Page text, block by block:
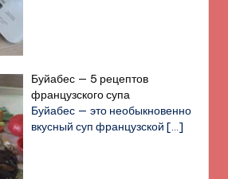
Буйабес — 5 рецептов
французского супа
Буйабес — это необыкновенно
вкусный суп французской[…]